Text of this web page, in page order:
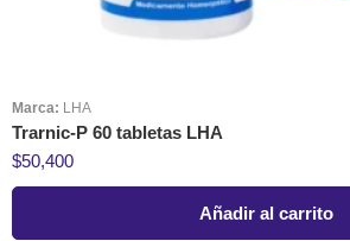
Marca: LHA
Trarnic-P 60 tabletas LHA
$50,400
Añadir al carrito